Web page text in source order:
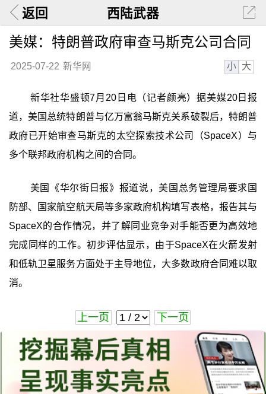
返回 西陆武器
美媒：特朗普政府审查马斯克公司合同
2025-07-22 新华网 小 大
新华社华盛顿7月20日电（记者颜亮）据美媒20日报
道，美国总统特朗普与亿万富翁马斯克关系破裂后，特朗普
政府已开始审查马斯克的太空探索技术公司（SpaceX）与
多个联邦政府机构之间的合同。
美国《华尔街日报》报道说，美国总务管理局要求国
防部、国家航空航天局等多家政府机构填写表格，报告其与
SpaceX的合作情况，并了解同业竞争对手能否更为高效地
完成同样的工作。初步评估显示，由于SpaceX在火箭发射
和低轨卫星服务方面处于主导地位，大多数政府合同难以取
消。
上一页 下一页